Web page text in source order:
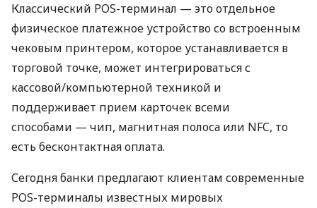
Классический POS-терминал — это отдельное
физическое платежное устройство со встроенным
чековым принтером, которое устанавливается в
торговой точке, может интегрироваться с
кассовой/компьютерной техникой и
поддерживает прием карточек всеми
способами — чип, магнитная полоса или NFC, то
есть бесконтактная оплата.
Сегодня банки предлагают клиентам современные
POS-терминалы известных мировых